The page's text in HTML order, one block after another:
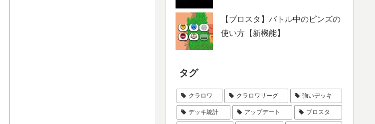
【ブロスタ】バトル中のピンズの
使い方【新機能】
タグ
クラロワ クラロワリーグ 強いデッキ
デッキ統計 アップデート ブロスタ